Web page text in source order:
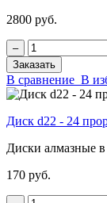
2800 руб.
‒
Заказать
В сравнение В
Диск d22 - 24
Диски алмазные
170 руб.